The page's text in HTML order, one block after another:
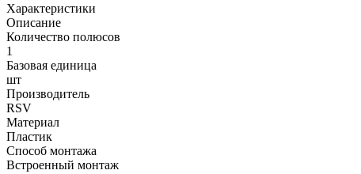
Характеристики
Описание
Количество полюсов
1
Базовая единица
шт
Производитель
RSV
Материал
Пластик
Способ монтажа
Встроенный монтаж